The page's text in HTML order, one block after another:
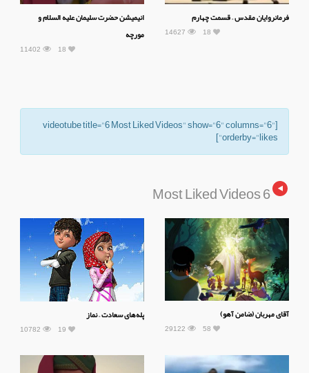
فرمانروایان مقدس – قسمت چهارم
14627 18
انیمیشن حضرت سلیمان علیه السلام و
مورچه
11402 18
[videotube title="6 Most Liked Videos" show="6" columns="6"
orderby="likes"]
آقای مهربان (ضامن آهو)
29122 58
پله‌های سعادت – نماز
10782 19